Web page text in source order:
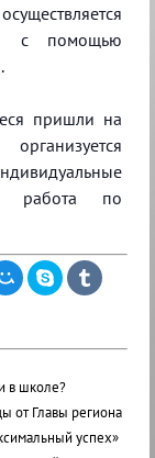
с помощью
пришли на
работа по
в школе?
от Главы региона
успех»